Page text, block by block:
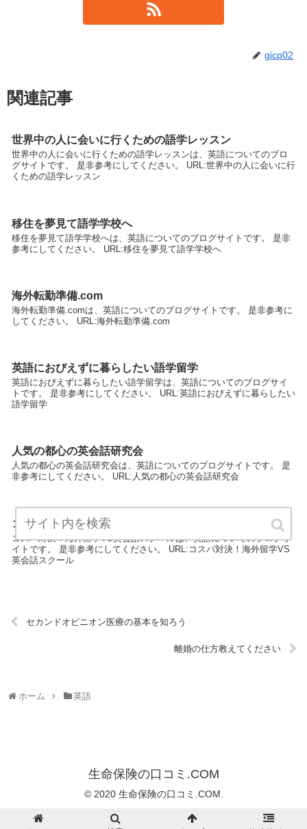
gicp02
関連記事
世界中の人に会いに行くための語学レッスン
世界中の人に会いに行くための語学レッスンは、英語についてのブロ
グサイトです。 是非参考にしてください。 URL:世界中の人に会いに行
くための語学レッスン
移住を夢見て語学学校へ
移住を夢見て語学学校へは、英語についてのブログサイトです。 是非
参考にしてください。 URL:移住を夢見て語学学校へ
海外転勤準備.com
海外転勤準備.comは、英語についてのブログサイトです。 是非参考に
してください。 URL:海外転勤準備.com
英語におびえずに暮らしたい語学留学
英語におびえずに暮らしたい語学留学は、英語についてのブログサイ
トです。 是非参考にしてください。 URL:英語におびえずに暮らしたい
語学留学
人気の都心の英会話研究会
人気の都心の英会話研究会は、英語についてのブログサイトです。 是
非参考にしてください。 URL:人気の都心の英会話研究会
コスパ対決！海外留学VS英会話スクール
コスパ対決！海外留学VS英会話スクールは、英語についてのブログサ
イトです。 是非参考にしてください。 URL:コスパ対決！海外留学VS
英会話スクール
セカンドオピニオン医療の基本を知ろう
離婚の仕方教えてください
ホーム 英語
生命保険の口コミ.COM
© 2020 生命保険の口コミ.COM.